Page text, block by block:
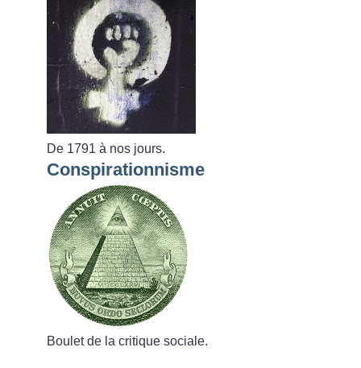
De 1791 à nos jours.
Conspirationnisme
Boulet de la critique sociale.